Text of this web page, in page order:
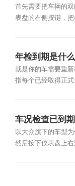
首先需要把车辆的
表盘的右侧按键，
年检到期是什
就是你的车需要重
指每个已经取得正
车况检查已到
以大众旗下的车型
然后按下仪表盘上